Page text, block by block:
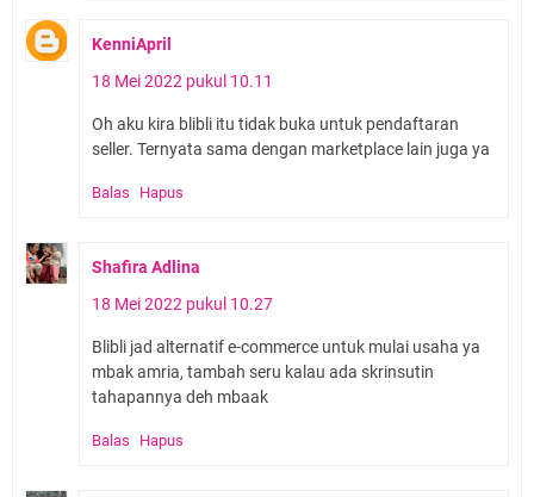
KenniApril
18 Mei 2022 pukul 10.11
Oh aku kira blibli itu tidak buka untuk pendaftaran
seller. Ternyata sama dengan marketplace lain juga ya
Balas Hapus
Shafira Adlina
18 Mei 2022 pukul 10.27
Blibli jad alternatif e-commerce untuk mulai usaha ya
mbak amria, tambah seru kalau ada skrinsutin
tahapannya deh mbaak
Balas Hapus